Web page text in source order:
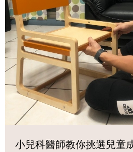
小兒科醫師教你挑選兒童